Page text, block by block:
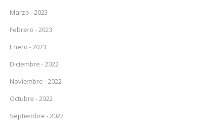
Marzo - 2023
Febrero - 2023
Enero - 2023
Diciembre - 2022
Noviembre - 2022
Octubre - 2022
Septiembre - 2022